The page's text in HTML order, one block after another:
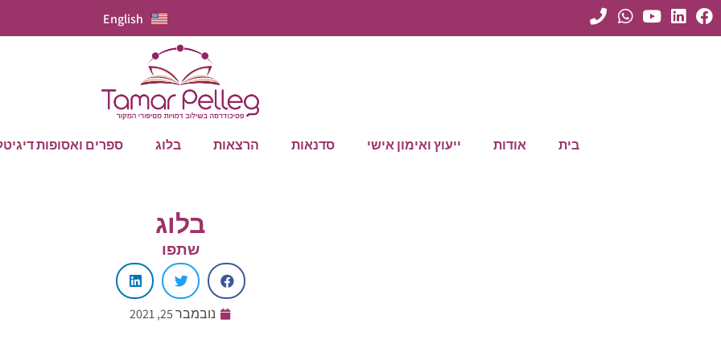
English
בית אודות ייעוץ ואימון אישי סדנאות הרצאות בלוג ספרים ואסופות
בלוג
שתפו
נובמבר 25, 2021